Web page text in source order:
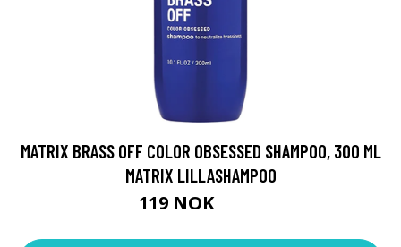
MATRIX BRASS OFF COLOR OBSESSED SHAMPOO, 300 ML
MATRIX LILLASHAMPOO
119 NOK